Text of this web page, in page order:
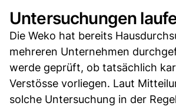
Untersuchungen
Die Weko hat bereits
mehreren Unternehmen
werde geprüft, ob tatsächlich
Verstösse vorliegen. Laut
solche Untersuchung in der